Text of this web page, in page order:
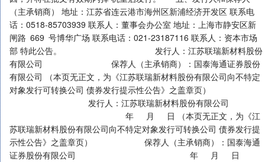
（主承销商） 地址：江苏省连云港市海州区新浦经济开发区 联系电
话：0518-85703939 联系人：董事会办公室 地址：上海市静安区新
闸路 669 号博华广场 联系电话：021-23187116 联系人：资本市场
部 特此公告。 发行人：江苏联瑞新材料股份
有限公司 保荐人（主承销商）：国泰海通证券股份
有限公司 （本页无正文，为《江苏联瑞新材料股份有限公司向不特定
对象发行可转换公司 债券发行提示性公告》之盖章页）
发行人：江苏联瑞新材料股份有限公司
年 月 日 （本页无正文，为《江
苏联瑞新材料股份有限公司向不特定对象发行可转换公司 债券发行提
示性公告》之盖章页） 保荐人（主承销商）：国泰海通
证券股份有限公司 年 月 日